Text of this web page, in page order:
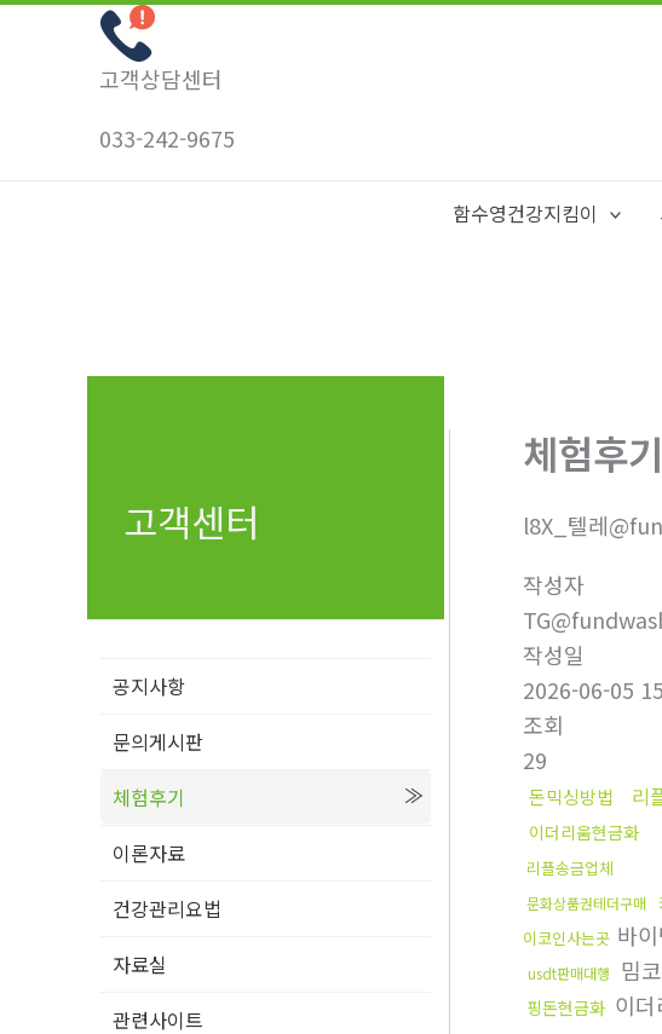
콘
고객상담센터
033-242-9675
함수영건강지킴이
고객센터
공지사항
문의게시판
체험후기
이론자료
건강관리요법
자료실
관련사이트
체험후기
l8X_텔레
작성자
작성일
2026-06-05
조회
29
돈믹싱방법 리
이더리움현금화
리플송금업체
문화상품권테더구매
이코인사는곳 바
usdt판매대행 밈
핑돈현금화 이